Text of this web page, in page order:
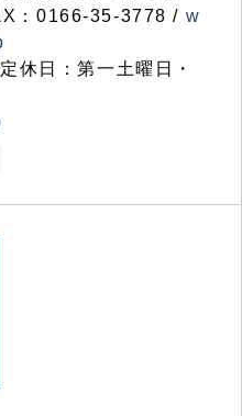
：0166-35-3778 / w
休日：第一土曜日・